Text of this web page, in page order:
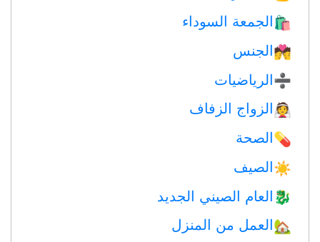
🛍الجمعة السوداء
💏الجنس
➗الرياضيات
👰الزواج الزفاف
💊الصحة
☀️الصيف
🐉 العام الصيني الجديد
🏡العمل من المنزل